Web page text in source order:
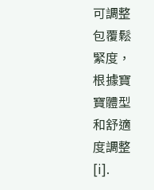
可調整
包覆鬆
緊度，
根據寶
寶體型
和舒適
度調整
[i].